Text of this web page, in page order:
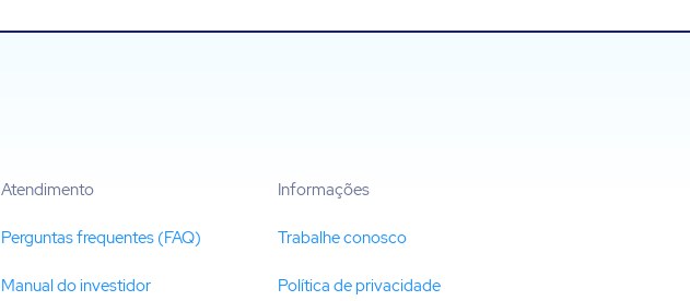
Atendimento
Perguntas frequentes (FAQ)
Manual do investidor
Informações
Trabalhe conosco
Política de privacidade